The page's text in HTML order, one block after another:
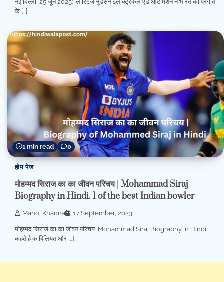
के […]
1 min read 0
होम पेज
मोहम्मद सिराज का का जीवन परिचय | Mohammad Siraj
Biography in Hindi. 1 of the best Indian bowler
Manoj Khanna 17 September, 2023
मोहम्मद सिराज का का जीवन परिचय |Mohammad Siraj Biography in Hindi
कहते है काबिलियत और […]